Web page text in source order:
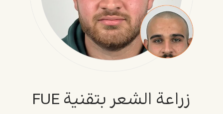
زراعة الشعر بتقنية FUE